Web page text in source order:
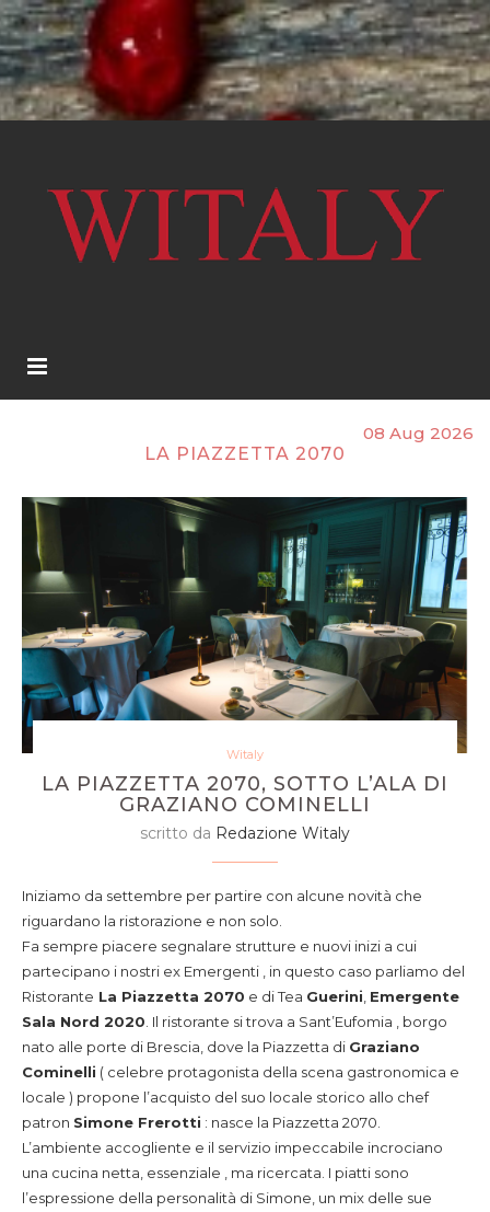
08 Aug 2026
LA PIAZZETTA 2070
Witaly
LA PIAZZETTA 2070, SOTTO L’ALA DI
GRAZIANO COMINELLI
scritto da Redazione Witaly
Iniziamo da settembre per partire con alcune novità che
riguardano la ristorazione e non solo.
Fa sempre piacere segnalare strutture e nuovi inizi a cui
partecipano i nostri ex Emergenti , in questo caso parliamo del
Ristorante La Piazzetta 2070 e di Tea Guerini Emergente
Sala Nord 2020 . Il ristorante si trova a Sant’Eufomia , borgo
nato alle porte di Brescia, dove la Piazzetta di Graziano
Cominelli ( celebre protagonista della scena gastronomica e
locale ) propone l’acquisto del suo locale storico allo chef
patron Simone Frerotti : nasce la Piazzetta 2070.
L’ambiente accogliente e il servizio impeccabile incrociano
una cucina netta, essenziale , ma ricercata. I piatti sono
l’espressione della personalità di Simone, un mix delle sue